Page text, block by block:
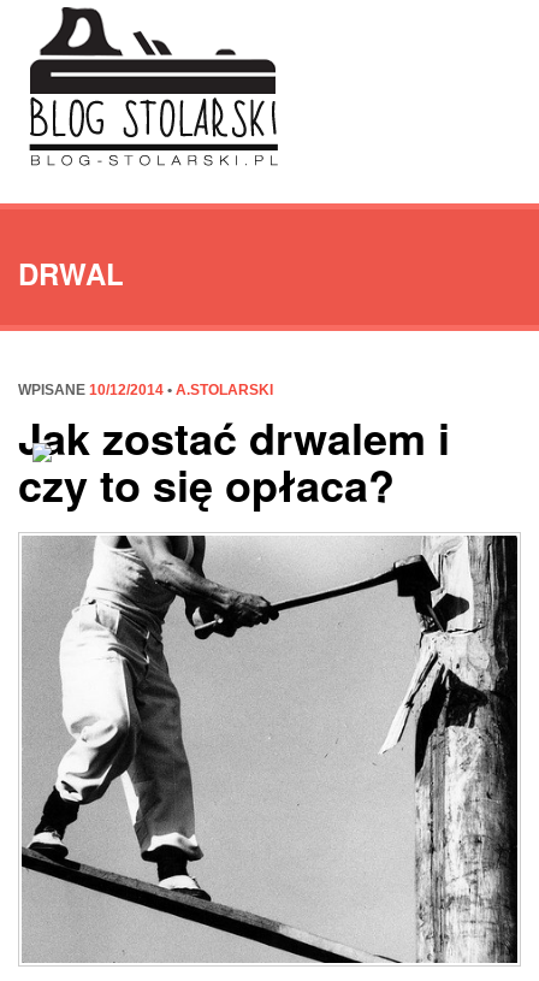
DRWAL
WPISANE 10/12/2014 • A.STOLARSKI
Jak zostać drwalem i
czy to się opłaca?